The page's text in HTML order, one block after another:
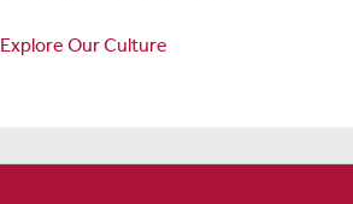
Explore Our Culture